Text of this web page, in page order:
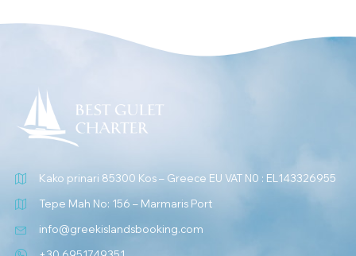
Kako prinari 85300 Kos – Greece EU VAT N0 : EL143326955
Tepe Mah No: 156 – Marmaris Port
info@greekislandsbooking.com